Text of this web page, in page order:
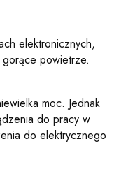
elektronicznych,
powietrze.
moc. Jednak
do pracy w
do elektrycznego